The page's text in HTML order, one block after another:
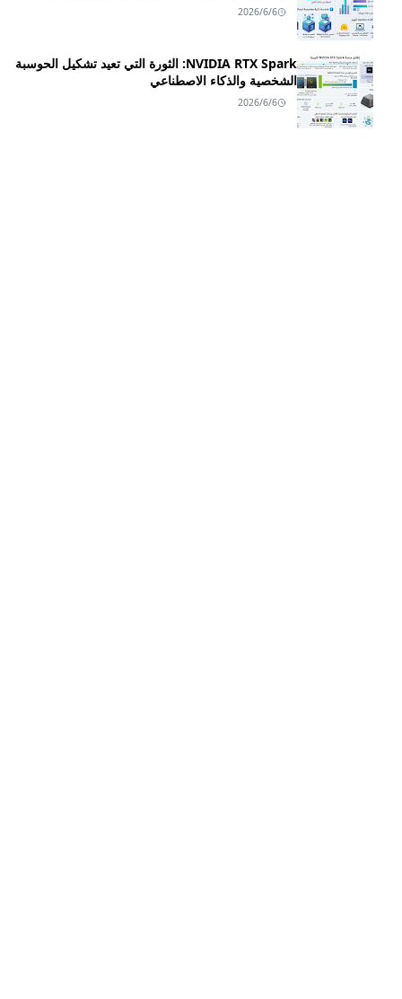
2026/6/6
NVIDIA RTX Spark: الثورة التي تعيد تشكيل الحوسبة
الشخصية والذكاء الاصطناعي
2026/6/6